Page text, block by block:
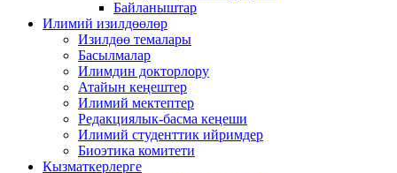
Байланыштар
Илимий изилдөөлөр
Изилдөө темалары
Басылмалар
Илимдин докторлору
Атайын кеңештер
Илимий мектептер
Редакциялык-басма кеңеши
Илимий студенттик ийримдер
Биоэтика комитети
Кызматкерлерге